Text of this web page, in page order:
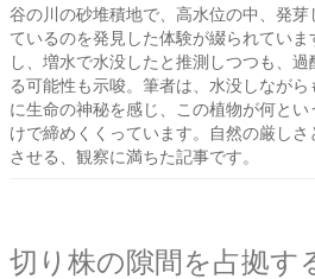
谷の川の砂堆積地で、高水位の中、発
ているのを発見した体験が綴られてい
し、増水で水没したと推測しつつも、
る可能性も示唆。筆者は、水没しながら
に生命の神秘を感じ、この植物が何と
けで締めくくっています。自然の厳し
させる、観察に満ちた記事です。
切り株の隙間を占拠す